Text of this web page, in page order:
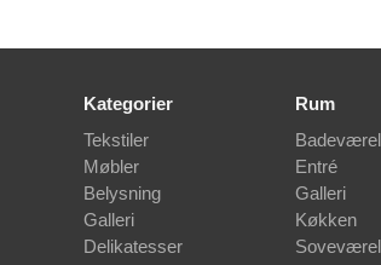
Kategorier
Tekstiler
Møbler
Belysning
Galleri
Delikatesser
Rum
Entré
Galleri
Køkken